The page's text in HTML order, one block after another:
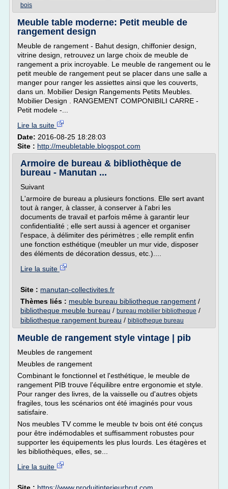
bois
Meuble table moderne: Petit meuble de
rangement design
Meuble de rangement - Bahut design, chiffonier design,
vitrine design, retrouvez un large choix de meuble de
rangement a prix incroyable. Le meuble de rangement ou le
petit meuble de rangement peut se placer dans une salle a
manger pour ranger les assiettes ainsi que les couverts,
dans un. Mobilier Design Rangements Petits Meubles.
Mobilier Design . RANGEMENT COMPONIBILI CARRE -
Petit modele -...
Lire la suite
Date: 2016-08-25 18:28:03
Site : http://meubletable.blogspot.com
Armoire de bureau & bibliothèque de
bureau - Manutan ...
Suivant
L'armoire de bureau a plusieurs fonctions. Elle sert avant
tout à ranger, à classer, à conserver à l'abri les
documents de travail et parfois même à garantir leur
confidentialité ; elle sert aussi à agencer et organiser
l'espace, à délimiter des périmètres ; elle remplit enfin
une fonction esthétique (meubler un mur vide, disposer
des éléments de décoration dessus, etc.)....
Lire la suite
Site : manutan-collectivites.fr
Thèmes liés : meuble bureau bibliotheque rangement /
bibliotheque meuble bureau / bureau mobilier bibliotheque /
bibliotheque rangement bureau / bibliotheque bureau
Meuble de rangement style vintage | pib
Meubles de rangement
Meubles de rangement
Combinant le fonctionnel et l'esthétique, le meuble de
rangement PIB trouve l'équilibre entre ergonomie et style.
Pour ranger des livres, de la vaisselle ou d'autres objets
fragiles, tous les scénarios ont été imaginés pour vous
satisfaire.
Nos meubles TV comme le meuble tv bois ont été conçus
pour être indémodables et suffisamment robustes pour
supporter les équipements les plus lourds. Les étagères et
les bibliothèques, elles, se...
Lire la suite